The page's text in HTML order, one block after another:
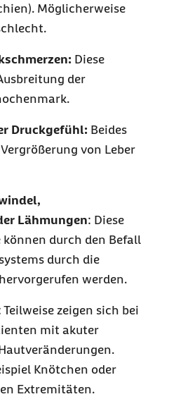
Möglicherweise
Diese
der
Druckgefühl: Beides
von Leber
Lähmungen: Diese
durch den Befall
durch die
werden.
Teilweise zeigen sich bei
mit akuter
Knötchen oder
Extremitäten.